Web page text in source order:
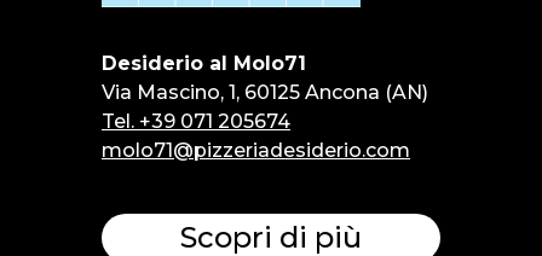
Desiderio al Molo71
Via Mascino, 1, 60125 Ancona (AN)
Tel. +39 071 205674
molo71@pizzeriadesiderio.com
Scopri di più